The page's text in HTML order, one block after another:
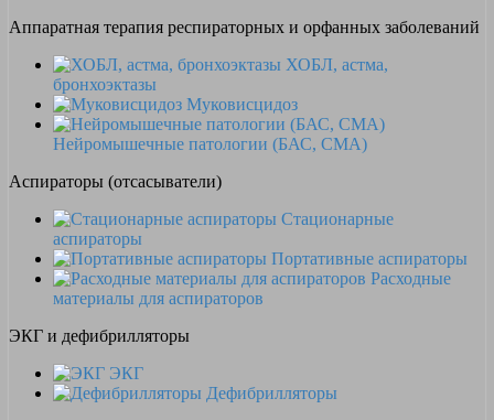
Аппаратная терапия респираторных и орфанных заболеваний
ХОБЛ, астма,
бронхоэктазы
Муковисцидоз
Нейромышечные патологии (БАС, СМА)
Аспираторы (отсасыватели)
Стационарные
аспираторы
Портативные аспираторы
Расходные
материалы для аспираторов
ЭКГ и дефибрилляторы
ЭКГ
Дефибрилляторы